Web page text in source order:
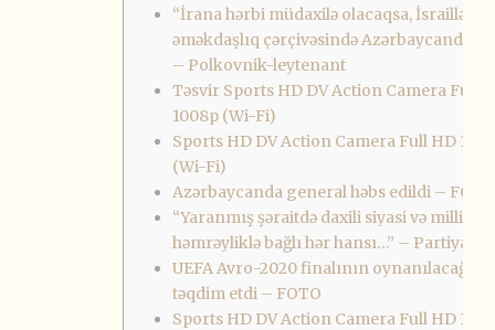
“İrana hərbi müdaxilə olacaqsa, İsraillə
əməkdaşlıq çərçivəsində Azərbaycandan
– Polkovnik-leytenant
Təsvir Sports HD DV Action Camera Full
1008p (Wi-Fi)
Sports HD DV Action Camera Full HD
(Wi-Fi)
Azərbaycanda general həbs edildi – FOTO
“Yaranmış şəraitdə daxili siyasi və milli
həmrəyliklə bağlı hər hansı…” – Partiya
UEFA Avro-2020 finalının oynanılacağı
təqdim etdi – FOTO
Sports HD DV Action Camera Full HD